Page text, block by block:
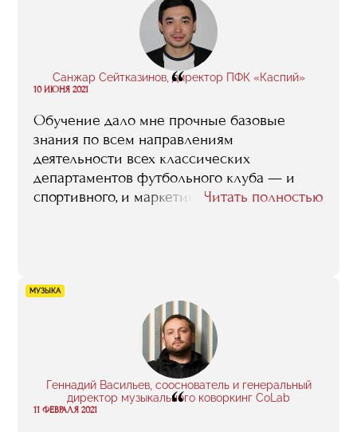
Санжар Сейтказинов, директор ПФК «Каспий»
“
10 ИЮНЯ 2021
Обучение дало мне прочные базовые
знания по всем направлениям
деятельности всех классических
департаментов футбольного клуба — и
спортивного, и маркетингового, и
полученное в RMA профильное
образование, оказался если не решающим,
то по крайней мере очень весомым
аргументом для людей, которые
принимали решение о моем назначении в
„Каспий“.
Читать полностью
МУЗЫКА
Геннадий Васильев, сооснователь и генеральный
директор музыкального коворкинг CoLab
“
11 ФЕВРАЛЯ 2021